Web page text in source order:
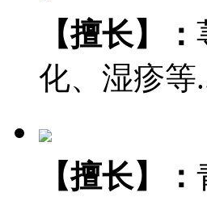
【擅长】：
化、湿疹等
【擅长】：